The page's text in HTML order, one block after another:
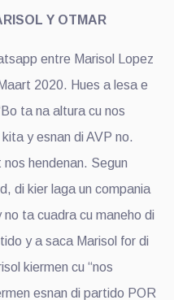
Y OTMAR
entre Marisol Lopez
2020. Hues a lesa e
ta na altura cu nos
y esnan di AVP no.
hendenan. Segun
di kier laga un compania
ta cuadra cu maneho di
y a saca Marisol for di
kiermen cu “nos
esnan di partido POR